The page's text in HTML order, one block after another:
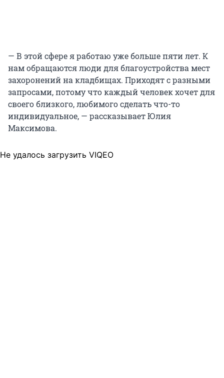
— В этой сфере я работаю уже больше пяти лет. К
нам обращаются люди для благоустройства мест
захоронений на кладбищах. Приходят с разными
запросами, потому что каждый человек хочет для
своего близкого, любимого сделать что-то
индивидуальное, — рассказывает Юлия
Максимова.
Не удалось загрузить VIQEO